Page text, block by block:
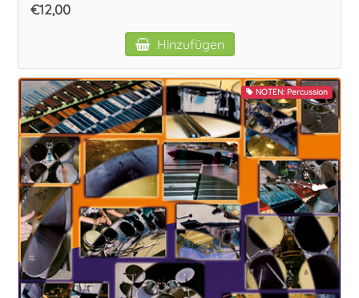
€12,00
Hinzufügen
NOTEN: Percussion